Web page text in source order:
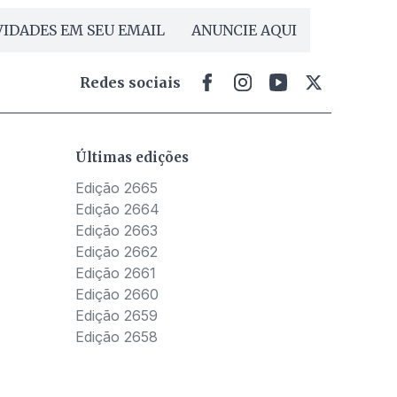
EM SEU EMAIL ANUNCIE AQUI
Redes sociais
Últimas edições
Edição 2665
Edição 2664
Edição 2663
Edição 2662
Edição 2661
Edição 2660
Edição 2659
Edição 2658